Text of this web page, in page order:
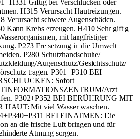
Giftig bei Verschlucken oder
H315 Verursacht Hautreizungen.
Verursacht schwere Augenschäden.
Kann Krebs erzeugen. H410 Sehr giftig
mit langfristiger
P273 Freisetzung in die Umwelt
P280 Schutzhandschuhe/
Augenschutz/Gesichtsschutz/
tragen. P301+P310 BEI
Sofort
Arzt
P302+P352 BEI BERÜHRUNG MIT
HAUT: Mit viel Wasser waschen.
BEI EINATMEN: Die
an die frische Luft bringen und für
Atmung sorgen.